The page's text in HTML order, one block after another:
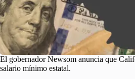
El gobernador Newsom anuncia que
salario mínimo estatal.